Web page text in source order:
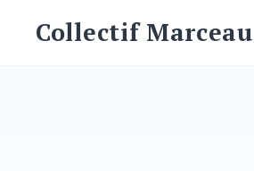
Collectif Marceau